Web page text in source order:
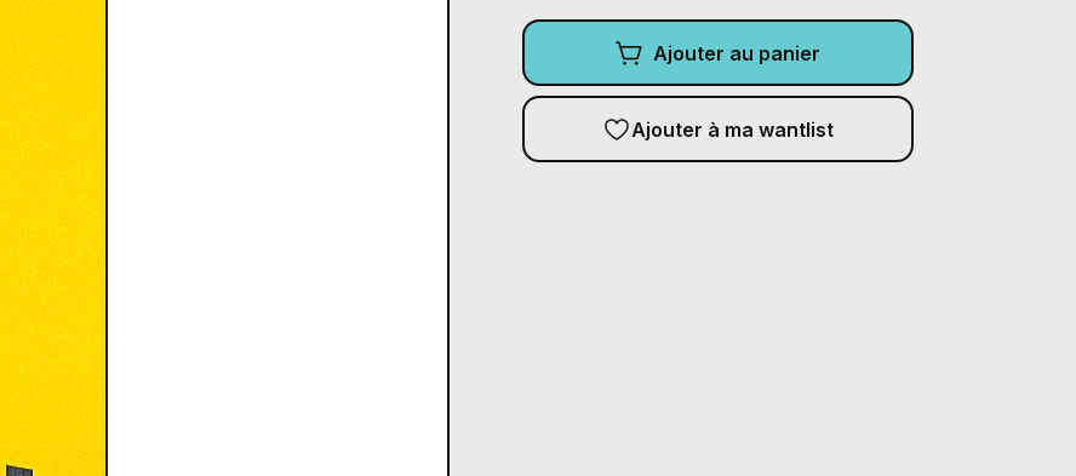
Ajouter au panier
Ajouter à ma wantlist